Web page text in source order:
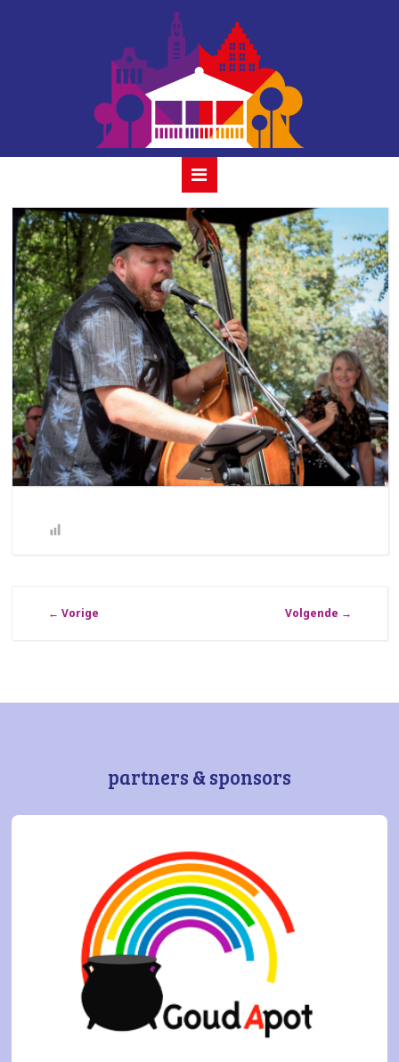
album ricky koole
& ocobar07
← Vorige Volgende →
partners & sponsors